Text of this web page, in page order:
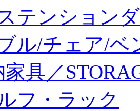
テンション
ル/チェア/ベ
家具／
フ・ラック